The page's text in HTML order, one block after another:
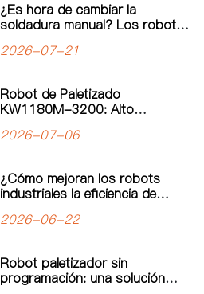
¿Es hora de cambiar la
soldadura manual? Los robots
nueva era de automatización
2026-07-21
Robot de Paletizado
KW1180M-3200: Alto
Simplificada para un Nuevo
Carga Pesada
2026-07-06
¿Cómo mejoran los robots
industriales la eficiencia de
automatización industrial
2026-06-22
Robot paletizador sin
programación: una solución